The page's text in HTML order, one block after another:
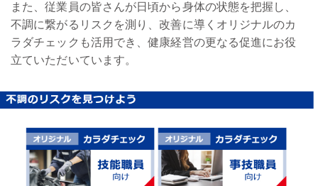
また、従業員の皆さんが日頃から身体の状態を把握し、
不調に繋がるリスクを測り、改善に導くオリジナルのカ
ラダチェックも活用でき、健康経営の更なる促進にお役
立ていただいています。